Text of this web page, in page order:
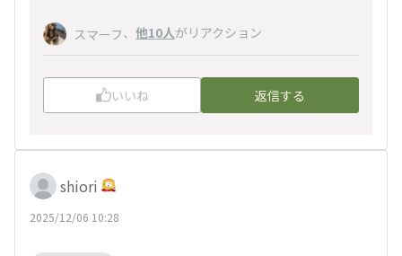
スマーフ、 他10人がリアクション
いいね 返信する
shiori
2025/12/06 10:28